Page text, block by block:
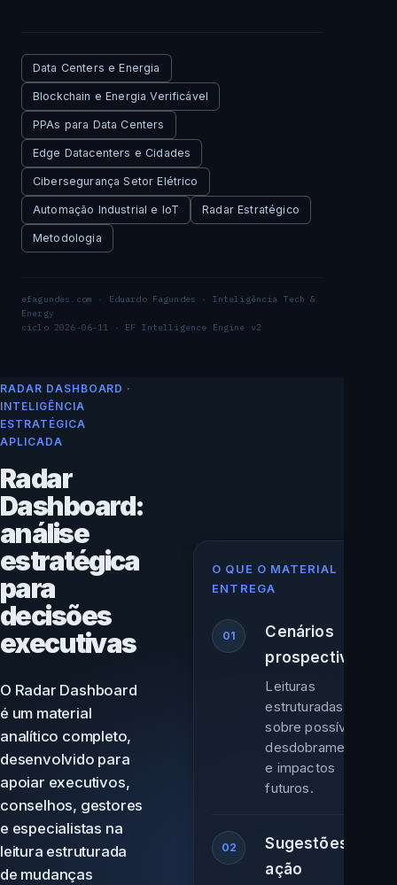
Data Centers e Energia
Blockchain e Energia Verificável
PPAs para Data Centers
Edge Datacenters e Cidades
Cibersegurança Setor Elétrico
Automação Industrial e IoT Radar Estratégico
Metodologia
efagundes.com · Eduardo Fagundes · Inteligência Tech &
Energy
ciclo 2026-06-11 · EF Intelligence Engine v2
RADAR DASHBOARD ·
INTELIGÊNCIA
ESTRATÉGICA
APLICADA
Radar
Dashboard:
análise
estratégica
para
decisões
executivas
O Radar Dashboard
é um material
analítico completo,
desenvolvido para
apoiar executivos,
conselhos, gestores
e especialistas na
leitura estruturada
de mudanças
O QUE O MATERIAL
ENTREGA
01
Cenários
prospectivos
Leituras
estruturadas
sobre possíveis
desdobramentos
e impactos
futuros.
02
Sugestões de
ação